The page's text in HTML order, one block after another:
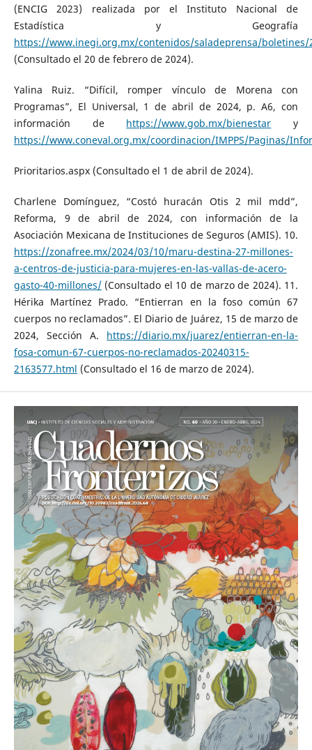
(ENCIG 2023) realizada por el Instituto Nacional de
Estadística y Geografía
https://www.inegi.org.mx/contenidos/saladeprensa/boletines/
(Consultado el 20 de febrero de 2024).
Yalina Ruiz. “Difícil, romper vínculo de Morena con
Programas”, El Universal, 1 de abril de 2024, p. A6, con
información de https://www.gob.mx/bienestar y
https://www.coneval.org.mx/coordinacion/IMPPS/Paginas/
Prioritarios.aspx (Consultado el 1 de abril de 2024).
Charlene Domínguez, “Costó huracán Otis 2 mil mdd”,
Reforma, 9 de abril de 2024, con información de la
Asociación Mexicana de Instituciones de Seguros (AMIS). 10.
https://zonafree.mx/2024/03/10/maru-destina-27-millones-
a-centros-de-justicia-para-mujeres-en-las-vallas-de-acero-
gasto-40-millones/(Consultado el 10 de marzo de 2024). 11.
Hérika Martínez Prado. “Entierran en la foso común 67
cuerpos no reclamados”. El Diario de Juárez, 15 de marzo de
2024, Sección A. https://diario.mx/juarez/entierran-en-la-
fosa-comun-67-cuerpos-no-reclamados-20240315-
2163577.html (Consultado el 16 de marzo de 2024).